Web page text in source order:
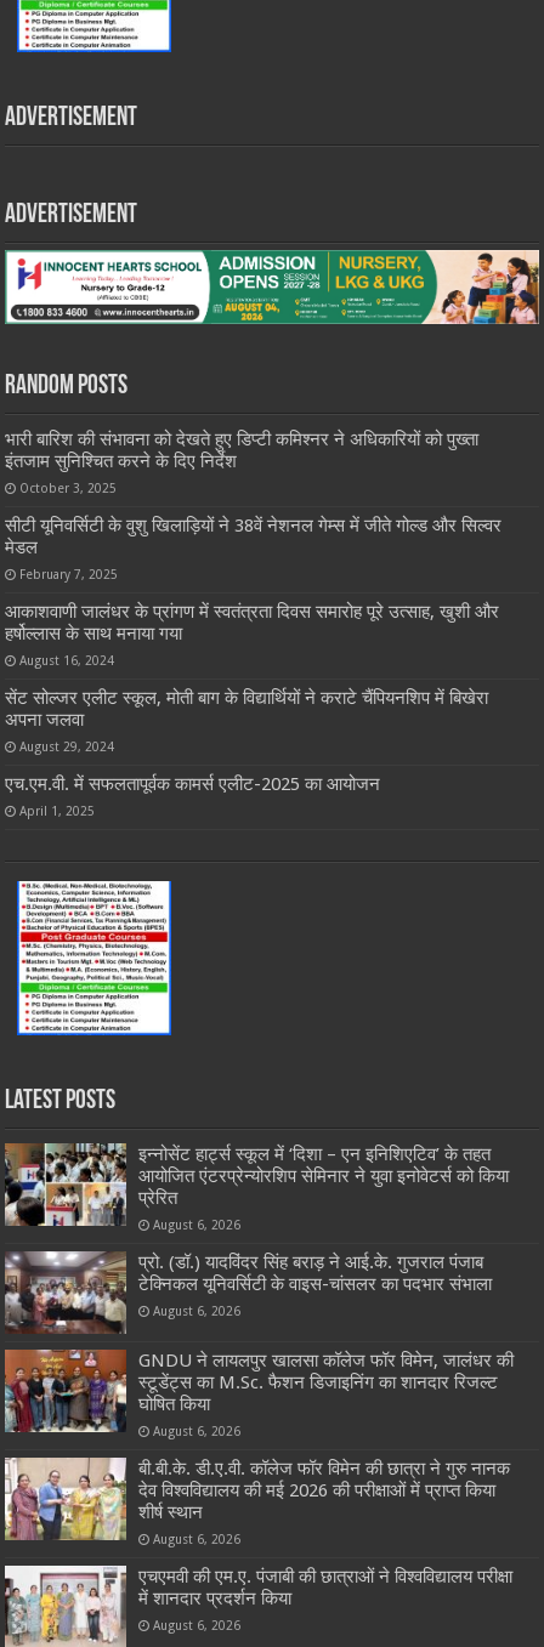
Advertisement
Advertisement
Random Posts
भारी बारिश की संभावना को देखते हुए डिप्टी कमिश्नर ने अधिकारियों को पुख्ता
इंतजाम सुनिश्चित करने के दिए निर्देश
October 3, 2025
सीटी यूनिवर्सिटी के वुशु खिलाड़ियों ने 38वें नेशनल गेम्स में जीते गोल्ड और सिल्वर
मेडल
February 7, 2025
आकाशवाणी जालंधर के प्रांगण में स्वतंत्रता दिवस समारोह पूरे उत्साह, खुशी और
हर्षोल्लास के साथ मनाया गया
August 16, 2024
सेंट सोल्जर एलीट स्कूल, मोती बाग के विद्यार्थियों ने कराटे चैंपियनशिप में बिखेरा
अपना जलवा
August 29, 2024
एच.एम.वी. में सफलतापूर्वक कामर्स एलीट-2025 का आयोजन
April 1, 2025
Latest Posts
इन्नोसेंट हार्ट्स स्कूल में ‘दिशा – एन इनिशिएटिव’ के तहत
आयोजित एंटरप्रेन्योरशिप सेमिनार ने युवा इनोवेटर्स को किया
प्रेरित
August 6, 2026
प्रो. (डॉ.) यादविंदर सिंह बराड़ ने आई.के. गुजराल पंजाब
टेक्निकल यूनिवर्सिटी के वाइस-चांसलर का पदभार संभाला
August 6, 2026
GNDU ने लायलपुर खालसा कॉलेज फॉर विमेन, जालंधर की
स्टूडेंट्स का M.Sc. फैशन डिजाइनिंग का शानदार रिजल्ट
घोषित किया
August 6, 2026
बी.बी.के. डी.ए.वी. कॉलेज फॉर विमेन की छात्रा ने गुरु नानक
देव विश्वविद्यालय की मई 2026 की परीक्षाओं में प्राप्त किया
शीर्ष स्थान
August 6, 2026
एचएमवी की एम.ए. पंजाबी की छात्राओं ने विश्वविद्यालय परीक्षा
में शानदार प्रदर्शन किया
August 6, 2026